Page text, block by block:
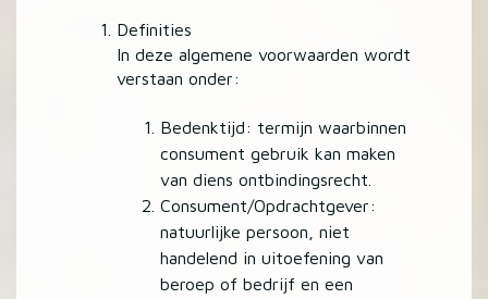
Definities
In deze algemene voorwaarden wordt
verstaan onder:
Bedenktijd: termijn waarbinnen
consument gebruik kan maken
van diens ontbindingsrecht.
Consument/Opdrachtgever:
natuurlijke persoon, niet
handelend in uitoefening van
beroep of bedrijf en een